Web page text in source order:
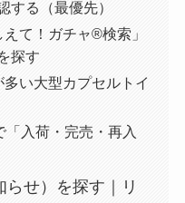
する（最優先）
て！ガチャ®検索」
探す
い大型カプセルトイ
入荷・完売・再入
らせ）を探す｜リ